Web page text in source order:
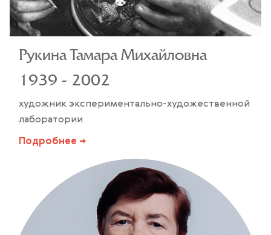
Рукина Тамара Михайловна
1939 - 2002
художник экспериментально-художественной
лаборатории
Подробнее →